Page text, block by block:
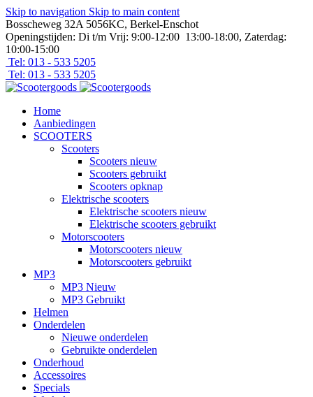
Skip to navigation Skip to main content
Bosscheweg 32A 5056KC, Berkel-Enschot
Openingstijden: Di t/m Vrij: 9:00-12:00 13:00-18:00, Zaterdag:
10:00-15:00
Tel: 013 - 533 5205
Tel: 013 - 533 5205
Home
Aanbiedingen
SCOOTERS
Scooters
Scooters nieuw
Scooters gebruikt
Scooters opknap
Elektrische scooters
Elektrische scooters nieuw
Elektrische scooters gebruikt
Motorscooters
Motorscooters nieuw
Motorscooters gebruikt
MP3
MP3 Nieuw
MP3 Gebruikt
Helmen
Onderdelen
Nieuwe onderdelen
Gebruikte onderdelen
Onderhoud
Accessoires
Specials